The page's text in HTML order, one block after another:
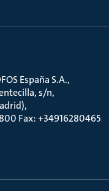
España S.A.
s/n
Fax: +34916280465